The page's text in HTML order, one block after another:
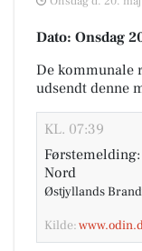
Dato: Onsdag
De kommunale
udsendt denne
KL. 07:39
Nord
Østjyllands
Kilde: